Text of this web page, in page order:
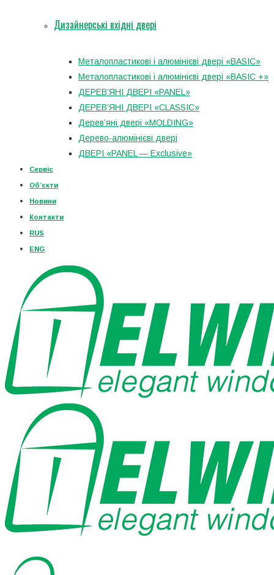
Дизайнерські вхідні двері
Металопластикові і алюмінієві двері «BASIC»
Металопластикові і алюмінієві двері «BASIC +»
ДЕРЕВ’ЯНІ ДВЕРІ «PANEL»
ДЕРЕВ’ЯНІ ДВЕРІ «CLASSIC»
Дерев’яні двері «MOLDING»
Дерево-алюмінієві двері
ДВЕРІ «PANEL — Exclusive»
Сервіс
Об’єкти
Новини
Контакти
RUS
ENG